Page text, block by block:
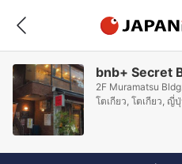
bnb+ Secret
2F Muramatsu
โตเกียว, โตเกียว, ญี่